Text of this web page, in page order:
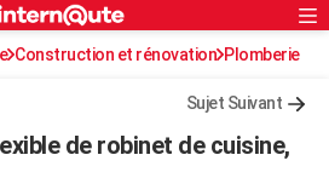
Rechercher
S'inscrire
Connexion
Construction et rénovation Plomberie
Sujet Suivant
de robinet de cuisine,